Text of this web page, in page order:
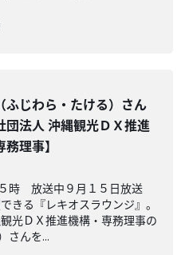
ふじわら・たける）さん
団法人 沖縄観光ＤＸ推進
理事】
時 放送中９月１５日放送
きる『レキオスラウンジ』。
光ＤＸ推進機構・専務理事の
さんを...